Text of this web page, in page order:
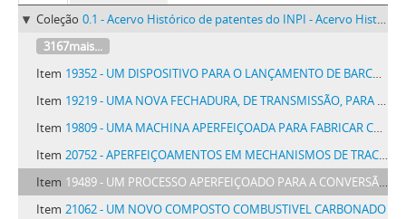
Coleção 0.1 - Acervo Histórico de patentes do INPI - Acervo Histórico de patentes do INPI
3167mais...
Item 19352 - UM DISPOSITIVO PARA O LANÇAMENTO DE BARCOS SALVAVIDAS
Item 19219 - UMA NOVA FECHADURA, DE TRANSMISSÃO, PARA COFRES
Item 19809 - UMA MACHINA APERFEIÇOADA PARA FABRICAR CHARUTOS
Item 20752 - APERFEIÇOAMENTOS EM MECHANISMOS DE TRACÇÃO
Item 19489 - UM PROCESSO APERFEIÇOADO PARA A CONVERSÃO DO PETROLEO E DE OUTROS HYDROCARBURETOS PESADOS EM HYDROCARBURETOS MAIS LEVES
Item 21062 - UM NOVO COMPOSTO COMBUSTIVEL CARBONADO